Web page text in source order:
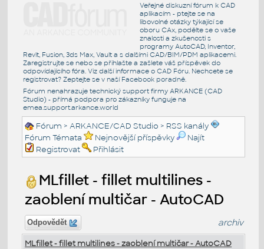
Veřejné diskuzní fórum k CAD
aplikacím - ptejte se na
libovolné otázky týkající se
oboru CAx, podělte se o vaše
znalosti a zkušenosti s
programy AutoCAD, Inventor,
Revit, Fusion, 3ds Max, Vault a s dalšími CAD/BIM/PDM aplikacemi.
Zaregistrujte se nebo se přihlašte a zašlete váš příspěvek do
odpovídajícího fóra. Viz další informace o CAD Fóru. Nechcete se
registrovat? Zeptejte se v naší Facebook poradně.
Fórum nenahrazuje technický support firmy ARKANCE (CAD
Studio) - přímá podpora pro zákazníky funguje na
emea.support.arkance.world
Fórum >ARKANCE/CAD Studio > RSS kanály
Fórum Témata
Nejnovější příspěvky
Najít
Registrovat
Přihlásit
MLfillet - fillet multilines -
zaoblení multičar - AutoCAD
Odpovědět archiv
MLfillet - fillet multilines - zaoblení multičar - AutoCAD